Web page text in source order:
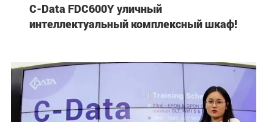
C-Data FDC600Y уличный
интеллектуальный комплексный шкаф!